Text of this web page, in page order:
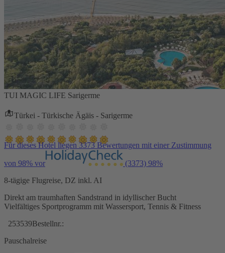
TUI MAGIC LIFE Sarigerme
Türkei - Türkische Ägäis - Sarigerme
Für dieses Hotel liegen 3373 Bewertungen mit einer Zustimmung
von 98% vor (3373) 98%
8-tägige Flugreise, DZ inkl. AI
Direkt am traumhaften Sandstrand in idyllischer Bucht
Vielfältiges Sportprogramm mit Wassersport, Tennis & Fitness
253539Bestellnr.:
Pauschalreise